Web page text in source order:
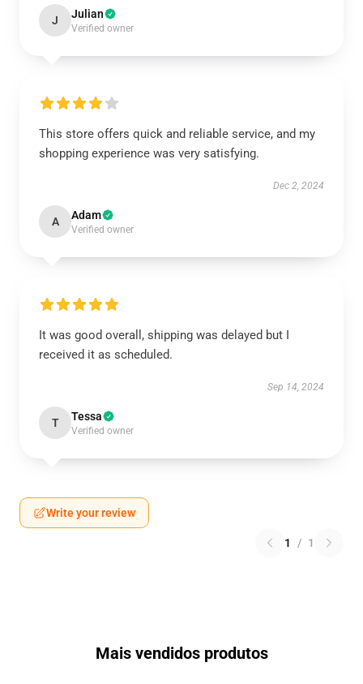
J Julian
Verified owner
This store offers quick and reliable service, and my
shopping experience was very satisfying.
Dec 2, 2024
A Adam
Verified owner
It was good overall, shipping was delayed but I
received it as scheduled.
Sep 14, 2024
T Tessa
Verified owner
Write your review
1 / 1
Mais vendidos produtos